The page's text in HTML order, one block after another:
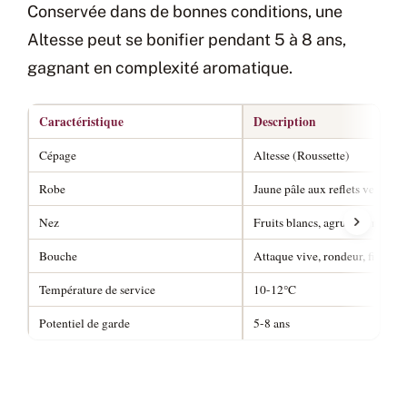
Conservée dans de bonnes conditions, une
Altesse peut se bonifier pendant 5 à 8 ans,
gagnant en complexité aromatique.
Caractéristique Description
Cépage Altesse (Roussette)
Robe Jaune pâle aux reflets verts
Nez Fruits blancs, agrumes, notes
Bouche Attaque vive, rondeur, finale
Température de service 10-12°C
Potentiel de garde 5-8 ans